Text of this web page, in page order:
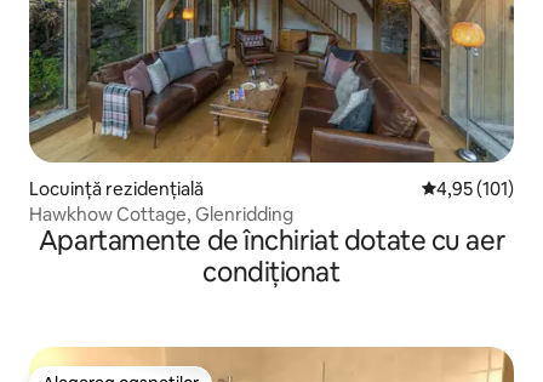
Locuință rezidențială Scor mediu
4,95 (101)
Hawkhow Cottage, Glenridding
Apartamente de închiriat dotate cu aer
condiționat